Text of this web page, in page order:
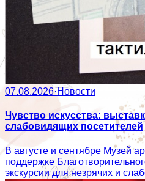
07.08.2026·Новости
Чувство искусства:
слабовидящих посетителей
В августе и сентябре Музей
поддержке
экскурсии для незрячих и